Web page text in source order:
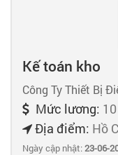
Kế toán kho
Công Ty Thiết Bị
Mức lương:
Địa điểm: Hồ
Ngày cập nhật:23-06-